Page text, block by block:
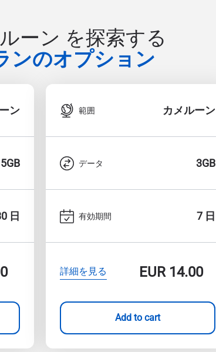
ーン を探索する
ンのオプション
ン
日
範囲 カメルーン
データ 3GB
有効期間 7 日
詳細を見る EUR14.00
Add to cart